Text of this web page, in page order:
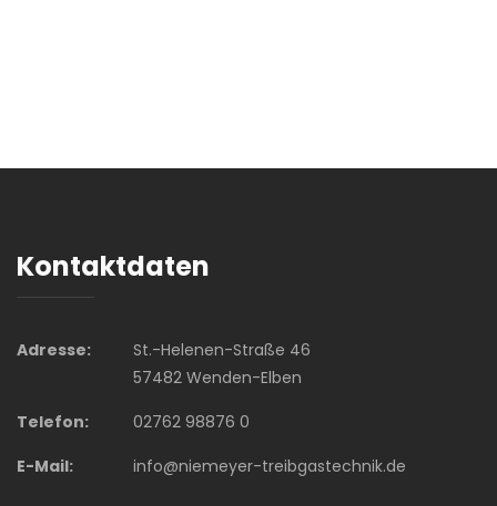
Kontaktdaten
Adresse:
St.-Helenen-Straße 46
57482 Wenden-Elben
Telefon:
02762 98876 0
E-Mail:
info@niemeyer-treibgastechnik.de